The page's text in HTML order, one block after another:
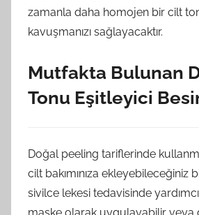
zamanla daha homojen bir cilt
kavuşmanızı sağlayacaktır.
Mutfakta Bulunan
Tonu Eşitleyici
Doğal peeling tariflerinde
cilt bakımınıza ekleyebileceğiniz
sivilce lekesi tedavisinde